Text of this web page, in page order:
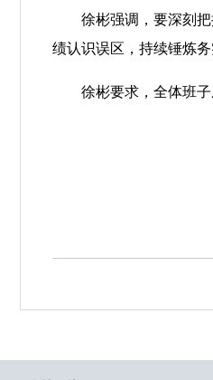
徐彬强调，要深刻
绩认识误区，持续锤炼
徐彬要求，全体班